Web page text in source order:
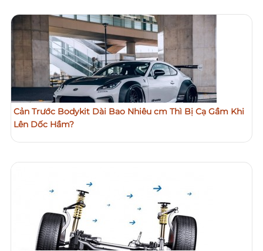
Cản Trước Bodykit Dài Bao Nhiêu cm Thì Bị Cạ Gầm Khi
Lên Dốc Hầm?